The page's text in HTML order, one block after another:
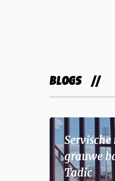
BLOGS
grauwe
Tadic